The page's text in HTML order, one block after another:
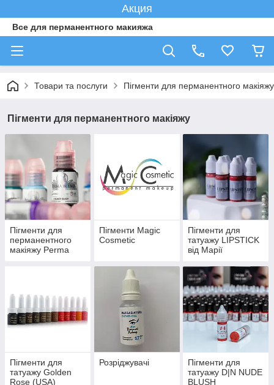
Акция
Все для перманентного макияжа
Товари та послуги Пігменти для перманентного макіяжу
Пігменти для перманентного макіяжу
Пігменти для
перманентного
макіяжу Perma
Пігменти Magic
Cosmetic
Пігменти для
татуажу LIPSTICK
від Марії
Пігменти для
татуажу Golden
Rose (USA)
Розріджувачі
Пігменти для
татуажу D|N NUDE
BLUSH